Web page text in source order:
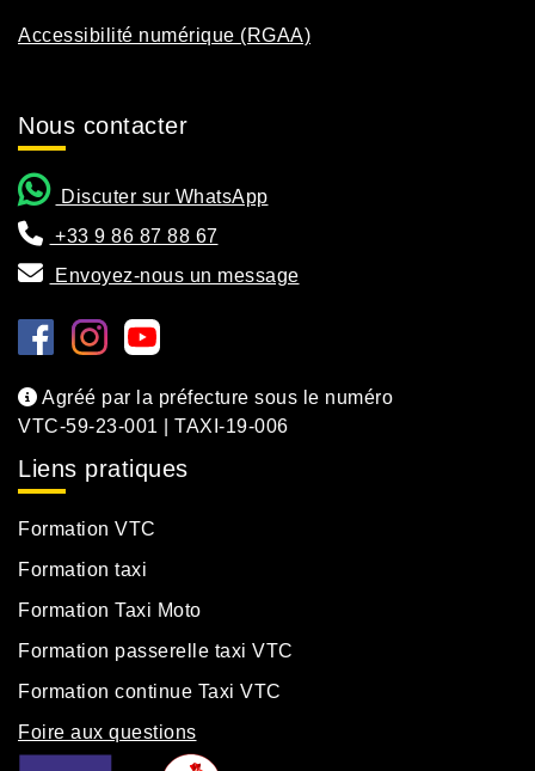
Accessibilité numérique (RGAA)
Nous contacter
Discuter sur WhatsApp
+33 9 86 87 88 67
Envoyez-nous un message
Agréé par la préfecture sous le numéro
VTC-59-23-001 | TAXI-19-006
Liens pratiques
Formation VTC
Formation taxi
Formation Taxi Moto
Formation passerelle taxi VTC
Formation continue Taxi VTC
Foire aux questions